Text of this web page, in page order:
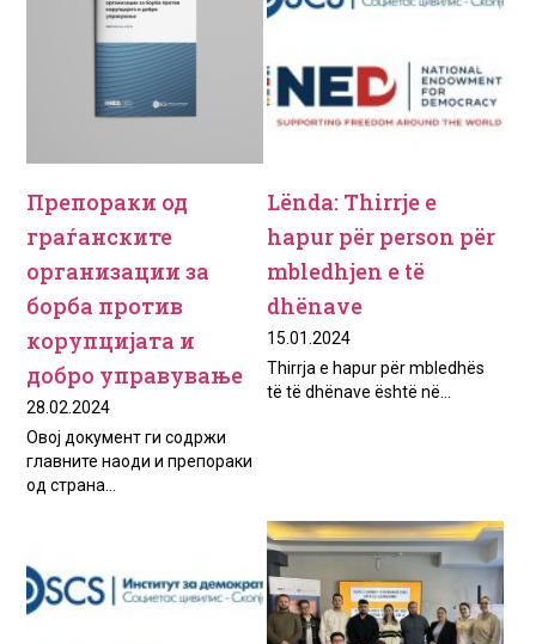
Препораки од
граѓанските
организации за
борба против
корупцијата и
добро управување
28.02.2024
Овој документ ги содржи
главните наоди и препораки
од страна...
Lënda: Thirrje e
hapur për person për
mbledhjen e të
dhënave
15.01.2024
Thirrja e hapur për mbledhës
të të dhënave është në...